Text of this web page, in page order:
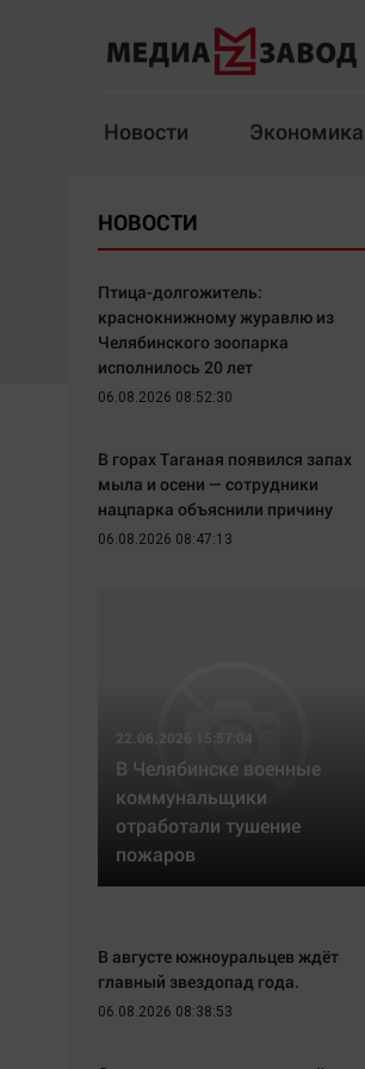
Новости Экономика
Здоровье
Архив
Общество
Политика
Экономика
НОВОСТИ
Птица-долгожитель:
краснокнижному журавлю из
Челябинского зоопарка
исполнилось 20 лет
06.08.2026 08:52:30
В горах Таганая появился запах
мыла и осени — сотрудники
нацпарка объяснили причину
06.08.2026 08:47:13
22.06.2026 15:57:04
В Челябинске военные
коммунальщики
отработали тушение
пожаров
В августе южноуральцев ждёт
главный звездопад года.
06.08.2026 08:38:53